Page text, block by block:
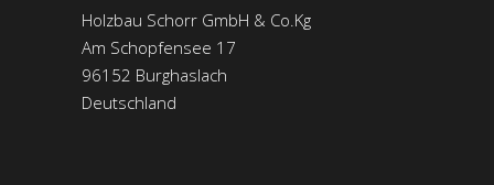
Holzbau Schorr GmbH & Co.Kg
Am Schopfensee 17
96152 Burghaslach
Deutschland